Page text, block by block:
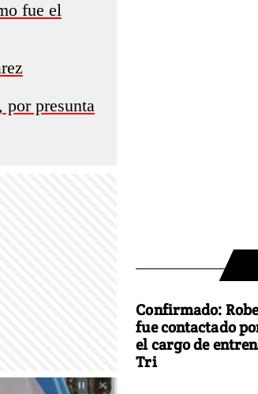
fue el
por presunta
Confirmado:
fue contactado
el cargo de
Tri